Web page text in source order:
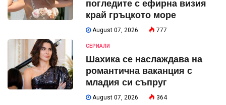
погледите с ефирна визия
край гръцкото море
August 07, 2026 777
СЕРИАЛИ
Шахика се наслаждава на
романтична ваканция с
младия си съпруг
August 07, 2026 364